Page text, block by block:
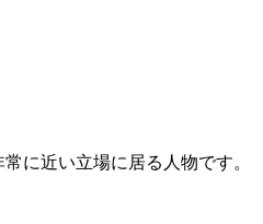
に近い立場に居る人物です。